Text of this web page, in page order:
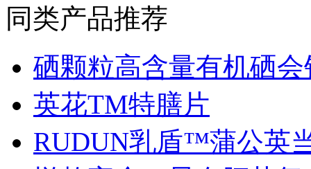
同类产品推荐
硒颗粒高含量有机硒会
英花TM特膳片
RUDUN乳盾™蒲公英